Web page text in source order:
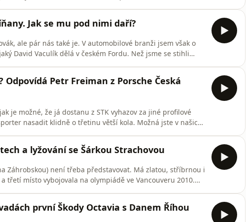
cen motorových paliv.
Jak se mu pod nimi daří?
ale pár nás také je. V automobilové branži jsem však o
David Vaculík dělá v českém Fordu. Než jsme se stihli
Nástup čínských automobilek na český trh mám stále
Petr Freiman z Porsche Česká
je možné, že já dostanu z STK vyhazov za jiné profilové
nasadit klidně o třetinu větší kola. Možná jste v našich
mají v technickém průkazu „vozidlo zvláštního určení“ a
a lyžování se Šárkou Strachovou
Záhrobskou) není třeba představovat. Má zlatou, stříbrnou i
třetí místo vybojovala na olympiádě ve Vancouveru 2010.
i dobře řídí. Že ovládání auta na limitu má ty samé
první Škody Octavia s Danem Říhou